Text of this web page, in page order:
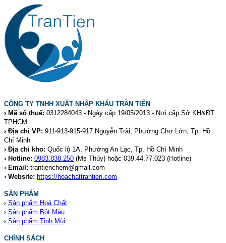
CÔNG TY TNHH XUẤT NHẬP KHẨU TRẦN TIẾN
› Mã số thuế: 0312284043 - Ngày cấp 19/05/2013 - Nơi cấp Sở KH&ĐT
TPHCM
› Địa chỉ VP: 911-913-915-917 Nguyễn Trãi, Phường Chợ Lớn, Tp. Hồ
Chí Minh
› Địa chỉ kho: Quốc lộ 1A, Phường An Lạc, Tp. Hồ Chí Minh
› Hotline: 0983.838.250 (Ms Thủy) hoặc 039.44.77.023 (Hotline)
› Email: trantienchem@gmail.com
› Website: https://hoachattrantien.com
SẢN PHẨM
› Sản phẩm Hoá Chất
› Sản phẩm Bột Màu
› Sản phẩm Tinh Mùi
CHÍNH SÁCH